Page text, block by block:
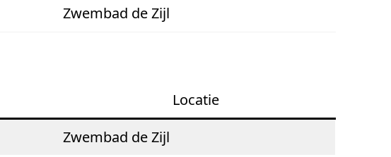
Zwembad de Zijl
Locatie
Zwembad de Zijl